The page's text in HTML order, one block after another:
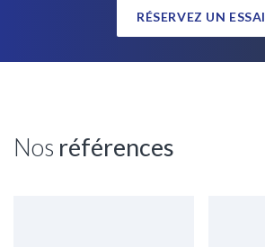
RÉSERVEZ UN ESSAI
Nos références